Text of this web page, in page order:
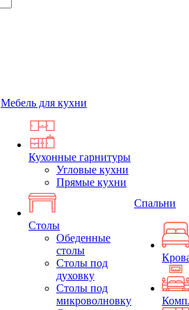
Мебель для кухни
Кухонные гарнитуры
Угловые кухни
Прямые кухни
Столы
Обеденные
столы
Столы под
духовку
Столы под
микроволновку
Спальни